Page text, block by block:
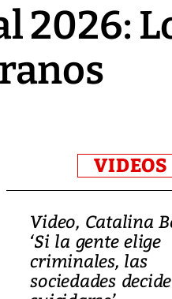
2026:
VIDEOS
Video, Catalina
‘Si la gente elige
criminales, las
sociedades